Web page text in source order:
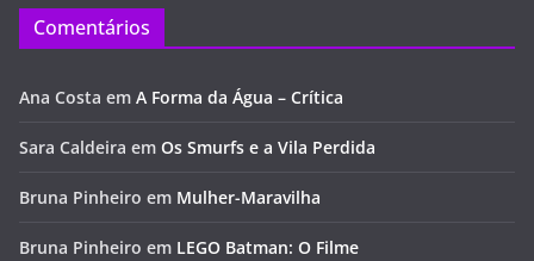
Comentários
Ana Costa em A Forma da Água – Crítica
Sara Caldeira em Os Smurfs e a Vila Perdida
Bruna Pinheiro em Mulher-Maravilha
Bruna Pinheiro em LEGO Batman: O Filme